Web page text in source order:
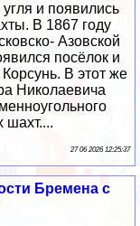
и появились
В 1867 году
Азовской
посёлок и
В этот же
Николаевича
шахт....
27 06 2026 12:25:37
Бремена с